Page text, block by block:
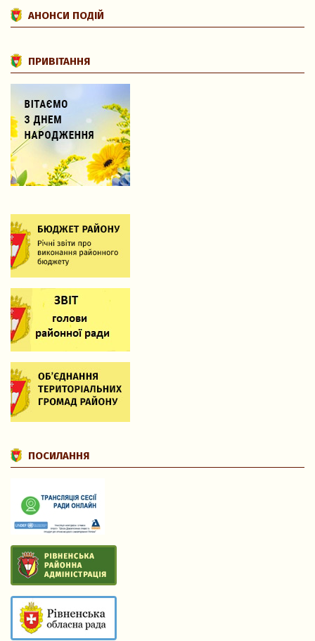
АНОНСИ ПОДІЙ
ПРИВІТАННЯ
ПОСИЛАННЯ